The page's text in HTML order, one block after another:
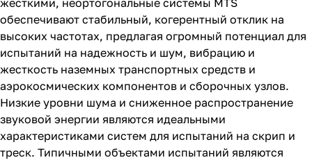
обеспечивают стабильный, когерентный отклик на
высоких частотах, предлагая огромный потенциал для
испытаний на надежность и шум, вибрацию и
жесткость наземных транспортных средств и
аэрокосмических компонентов и сборочных узлов.
Низкие уровни шума и сниженное распространение
звуковой энергии являются идеальными
характеристиками систем для испытаний на скрип и
треск. Типичными объектами испытаний являются